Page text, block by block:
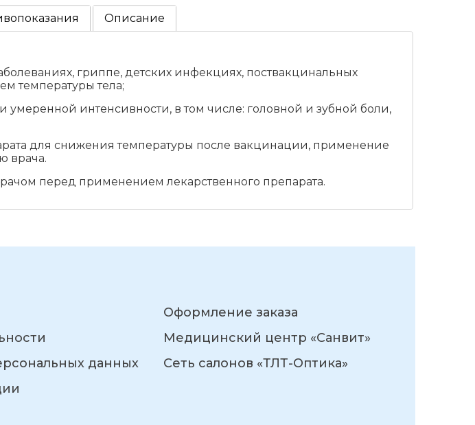
Описание
гриппе, детских инфекциях, поствакцинальных
температуры тела;
интенсивности, в том числе: головной и зубной боли,
для снижения температуры после вакцинации, применение
врача.
перед применением лекарственного препарата.
данных
Оформление заказа
Медицинский центр «Санвит»
Сеть салонов «ТЛТ-Оптика»